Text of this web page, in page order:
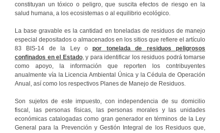
constituyan un tóxico o peligro, que suscita efectos de riesgo en la
salud humana, a los ecosistemas o al equilibrio ecológico.
La base gravable es la cantidad en toneladas de residuos de manejo
especial depositados o almacenados en los sitios que refiere el artículo
83 BIS-14 de la Ley opor tonelada de residuos peligrosos
confinados en el Estado, y para identificar los residuos podrá tomarse
como apoyo, la información que reporten los contribuyentes
anualmente vía la Licencia Ambiental Única y la Cédula de Operación
Anual, así como los respectivos Planes de Manejo de Residuos.
Son sujetos de este impuesto, con independencia de su domicilio
fiscal, las personas físicas, las personas morales y las unidades
económicas catalogadas como gran generador en términos de la Ley
General para la Prevención y Gestión Integral de los Residuos que,